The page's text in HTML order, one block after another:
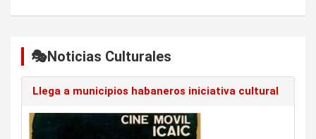
🎭Noticias Culturales
Llega a municipios habaneros iniciativa cultural